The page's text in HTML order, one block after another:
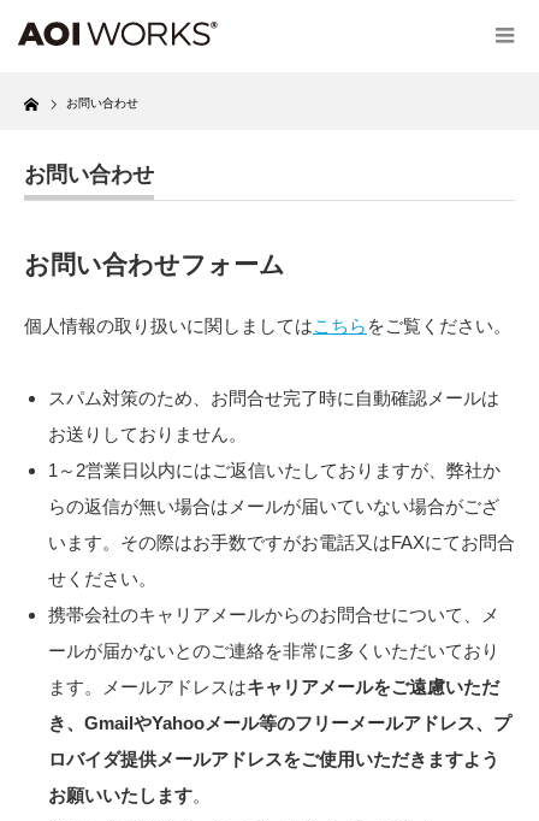
Home お問い合わせ
お問い合わせ
お問い合わせフォーム
個人情報の取り扱いに関しましてはこちら をご覧ください。
スパム対策のため、お問合せ完了時に自動確認メールは
お送りしておりません。
1～2営業日以内にはご返信いたしておりますが、弊社か
らの返信が無い場合はメールが届いていない場合がござ
います。その際はお手数ですがお電話又はFAXにてお問合
せください。
携帯会社のキャリアメールからのお問合せについて、メ
ールが届かないとのご連絡を非常に多くいただいており
ます。メールアドレスはキャリアメールをご遠慮いただ
き、GmailやYahooメール等のフリーメールアドレス、プ
ロバイダ提供メールアドレスをご使用いただきますよう
お願いいたします。